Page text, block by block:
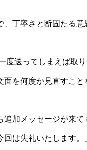
、丁寧さと断固たる意
度送ってしまえば取
面を何度か見直すこと
追加メッセージが来
回は失礼いたします。